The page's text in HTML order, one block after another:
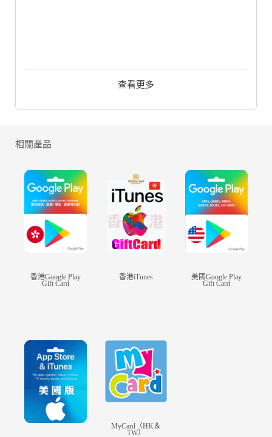
親愛的新晉獵人：
子，一路走來，我們衷心感謝大家熱情的支持。
查看更多
相關產品
香港Google Play
Gift Card
香港iTunes 美國Google Play
Gift Card
MyCard（HK＆
TW）